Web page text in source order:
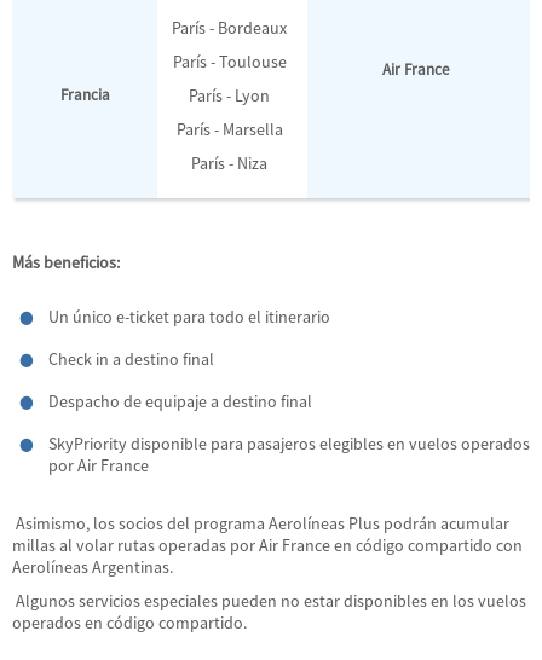
Air France
Francia
París - Bordeaux
París - Toulouse
París - Lyon
París - Marsella
París - Niza
Más beneficios:
Un único e-ticket para todo el itinerario
Check in a destino final
Despacho de equipaje a destino final
SkyPriority disponible para pasajeros elegibles en vuelos operados
por Air France
Asimismo, los socios del programa Aerolíneas Plus podrán acumular
millas al volar rutas operadas por Air France en código compartido con
Aerolíneas Argentinas.
Algunos servicios especiales pueden no estar disponibles en los vuelos
operados en código compartido.